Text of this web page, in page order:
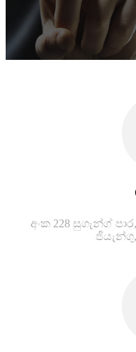
අංක 228 සුගැන්ග්
ජියැන්ගු,